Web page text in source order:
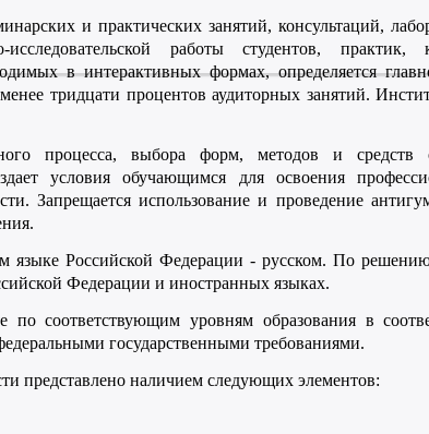
и практических занятий, консультаций,
работы студентов, практик,
в интерактивных формах, определяется
тридцати процентов аудиторных занятий.
процесса, выбора форм, методов и средств
условия обучающимся для освоения
Запрещается использование и проведение
языке Российской Федерации - русском. По
Федерации и иностранных языках.
соответствующим уровням образования в
государственными требованиями.
представлено наличием следующих элементов: